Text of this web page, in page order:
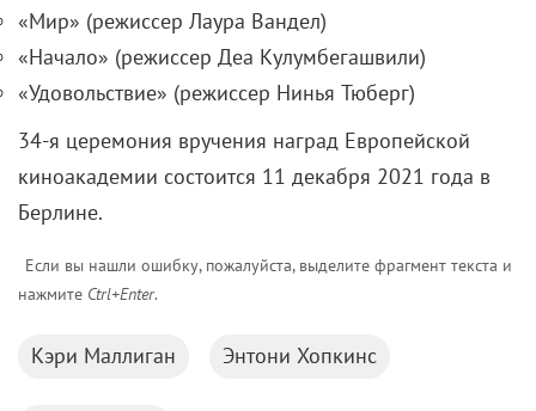
«Мир» (режиссер Лаура Вандел)
«Начало» (режиссер Деа Кулумбегашвили)
«Удовольствие» (режиссер Нинья Тюберг)
34-я церемония вручения наград Европейской
киноакадемии состоится 11 декабря 2021 года в
Берлине.
Если вы нашли ошибку, пожалуйста, выделите фрагмент текста и
нажмите Ctrl+Enter.
Кэри Маллиган Энтони Хопкинс